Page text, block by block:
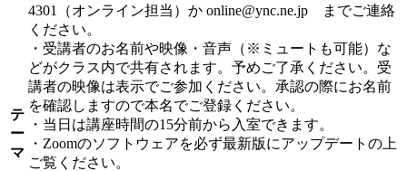
テ
ー
マ
4301（オンライン担当）か online@ync.ne.jp までご連絡
ください。
・受講者のお名前や映像・音声（※ミュートも可能）な
どがクラス内で共有されます。予めご了承ください。受
講者の映像は表示でご参加ください。承認の際にお名前
を確認しますので本名でご登録ください。
・当日は講座時間の15分前から入室できます。
・Zoomのソフトウェアを必ず最新版にアップデートの上
ご覧ください。